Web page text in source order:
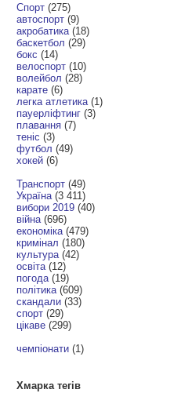
Спорт (275)
автоспорт (9)
акробатика (18)
баскетбол (29)
бокс (14)
велоспорт (10)
волейбол (28)
карате (6)
легка атлетика (1)
пауерліфтинг (3)
плавання (7)
теніс (3)
футбол (49)
хокей (6)
Транспорт (49)
Україна (3 411)
вибори 2019 (40)
війна (696)
економіка (479)
кримінал (180)
культура (42)
освіта (12)
погода (19)
політика (609)
скандали (33)
спорт (29)
цікаве (299)
чемпіонати (1)
Хмарка тегів